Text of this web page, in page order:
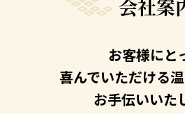
会社案
お客様にと
喜んでいただける
お手伝いいた